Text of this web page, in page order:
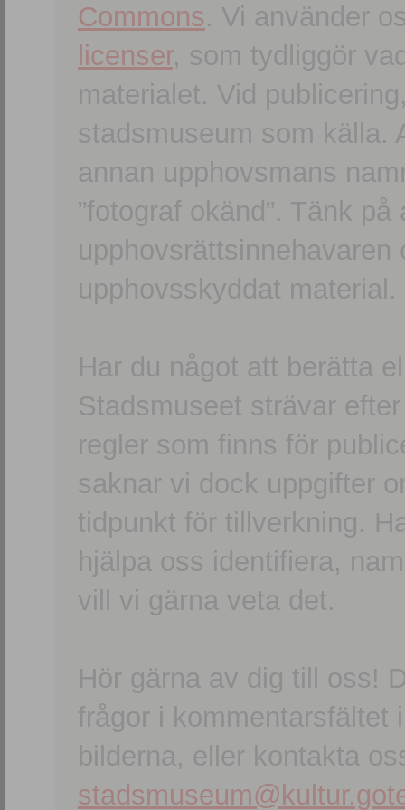
Commons. Vi använder
licenser, som tydliggör
materialet. Vid
stadsmuseum som källa.
annan upphovsmans
”fotograf okänd”. Tänk
upphovsskyddat material.
Har du något att berätta
Stadsmuseet strävar
regler som finns för
saknar vi dock uppgifter
tidpunkt för tillverkning.
hjälpa oss identifiera,
vill vi gärna veta det.
Hör gärna av dig till oss!
frågor i kommentarsfältet
bilderna, eller kontakta